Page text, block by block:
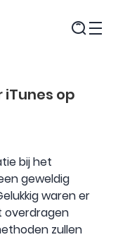
op
bij het
geweldig
waren er
overdragen
zullen